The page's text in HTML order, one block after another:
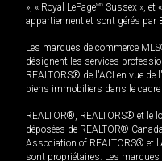
», « Royal LePageMD Sussex », et
appartiennent et sont gérés par
Les marques de commerce
désignent les services
REALTORS® de l'ACI en vue de
biens immobiliers dans le
REALTOR®, REALTORS® et le
déposées de REALTOR®
Association of REALTORS® et
sont propriétaires. Les